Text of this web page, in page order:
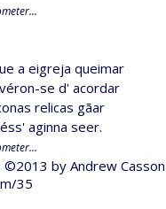
a eigreja queimar
se d' acordar
relicas gãar
aginna seer.
©2013 by Andrew Casson
35